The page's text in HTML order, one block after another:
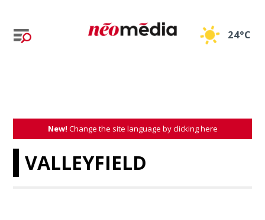
24°C
New! Change the site language by clicking here
VALLEYFIELD